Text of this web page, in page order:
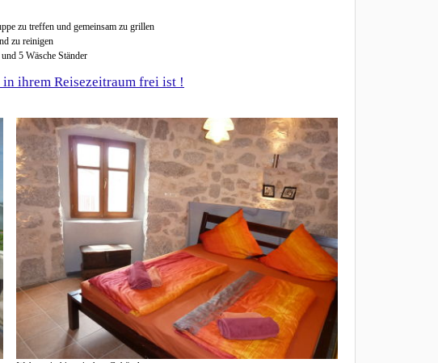
zu treffen und gemeinsam zu grillen
zu reinigen
5 Wäsche Ständer
in ihrem Reisezeitraum frei ist !